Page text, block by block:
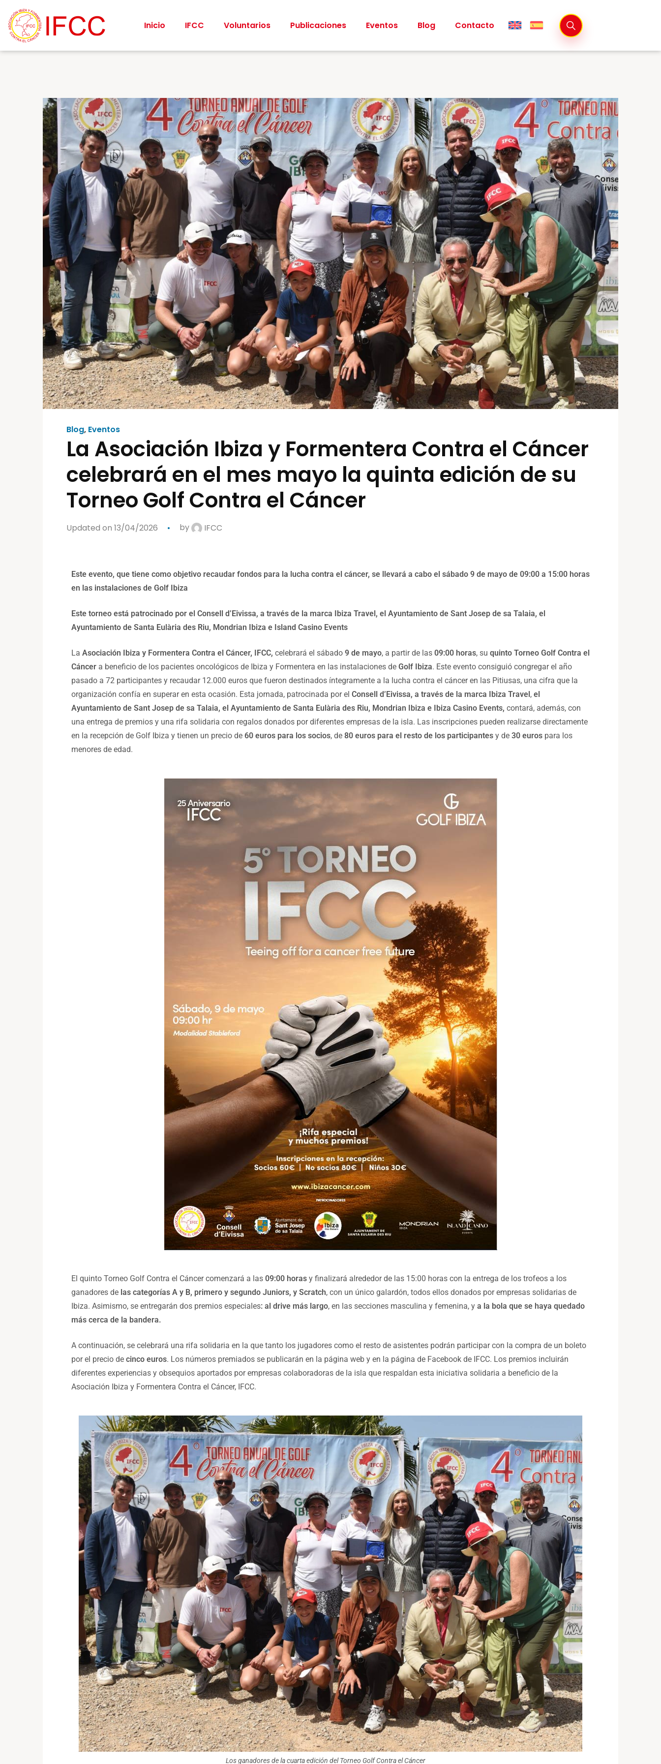
Inicio IFCC Voluntarios Publicaciones Eventos Blog Contacto
Blog, Eventos
La Asociación Ibiza y Formentera Contra el Cáncer
celebrará en el mes mayo la quinta edición de su
Torneo Golf Contra el Cáncer
Updated on 13/04/2026 by IFCC
Este evento, que tiene como objetivo recaudar fondos para la lucha contra el cáncer, se llevará a cabo el sábado 9 de mayo de 09:00 a 15:00 horas
en las instalaciones de Golf Ibiza
Este torneo está patrocinado por el Consell d’Eivissa, a través de la marca Ibiza Travel, el Ayuntamiento de Sant Josep de sa Talaia, el
Ayuntamiento de Santa Eulària des Riu, Mondrian Ibiza e Island Casino Events
La Asociación Ibiza y Formentera Contra el Cáncer, IFCC, celebrará el sábado 9 de mayo, a partir de las 09:00 horas, su quinto Torneo Golf Contra el
Cáncer a beneficio de los pacientes oncológicos de Ibiza y Formentera en las instalaciones de Golf Ibiza. Este evento consiguió congregar el año
pasado a 72 participantes y recaudar 12.000 euros que fueron destinados íntegramente a la lucha contra el cáncer en las Pitiusas, una cifra que la
organización confía en superar en esta ocasión. Esta jornada, patrocinada por el Consell d’Eivissa, a través de la marca Ibiza Travel, el
Ayuntamiento de Sant Josep de sa Talaia, el Ayuntamiento de Santa Eulària des Riu, Mondrian Ibiza e Ibiza Casino Events, contará, además, con
una entrega de premios y una rifa solidaria con regalos donados por diferentes empresas de la isla. Las inscripciones pueden realizarse directamente
en la recepción de Golf Ibiza y tienen un precio de 60 euros para los socios, de 80 euros para el resto de los participantes y de 30 euros para los
menores de edad.
El quinto Torneo Golf Contra el Cáncer comenzará a las 09:00 horas y finalizará alrededor de las 15:00 horas con la entrega de los trofeos a los
ganadores de las categorías A y B, primero y segundo Juniors, y Scratch, con un único galardón, todos ellos donados por empresas solidarias de
Ibiza. Asimismo, se entregarán dos premios especiales: al drive más largo, en las secciones masculina y femenina, y a la bola que se haya quedado
más cerca de la bandera.
A continuación, se celebrará una rifa solidaria en la que tanto los jugadores como el resto de asistentes podrán participar con la compra de un boleto
por el precio de cinco euros. Los números premiados se publicarán en la página web y en la página de Facebook de IFCC. Los premios incluirán
diferentes experiencias y obsequios aportados por empresas colaboradoras de la isla que respaldan esta iniciativa solidaria a beneficio de la
Asociación Ibiza y Formentera Contra el Cáncer, IFCC.
Los ganadores de la cuarta edición del Torneo Golf Contra el Cáncer